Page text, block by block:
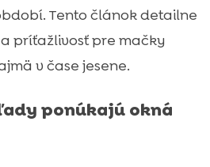
Tento článok detailne
príťažlivosť pre mačky
v čase jesene.
ponúkajú okná